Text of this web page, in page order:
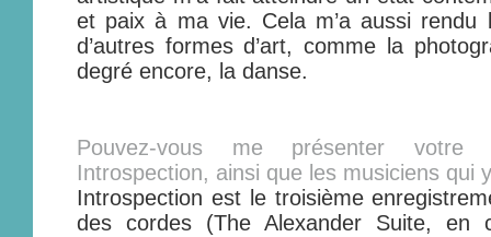
et paix à ma vie. Cela m’a aussi rendu
d’autres formes d’art, comme la
degré encore, la danse.
Pouvez-vous me présenter votre
Introspection, ainsi que les musiciens qui
Introspection est le troisième
des cordes (The Alexander Suite, en